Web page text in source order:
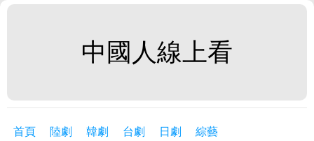
中國人線上看
首頁 陸劇 韓劇 台劇 日劇 綜藝